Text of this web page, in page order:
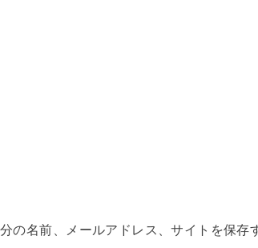
の名前、メールアドレス、サイトを保存